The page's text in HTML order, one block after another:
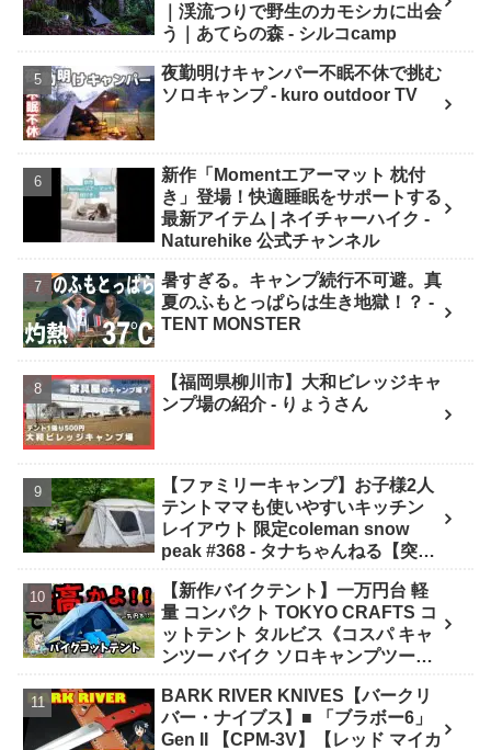
｜渓流つりで野生のカモシカに出会
う｜あてらの森 - シルコcamp
夜勤明けキャンパー不眠不休で挑む
ソロキャンプ - kuro outdoor TV
新作「Momentエアーマット 枕付
き」登場！快適睡眠をサポートする
最新アイテム | ネイチャーハイク -
Naturehike 公式チャンネル
暑すぎる。キャンプ続行不可避。真
夏のふもとっぱらは生き地獄！？ -
TENT MONSTER
【福岡県柳川市】大和ビレッジキャ
ンプ場の紹介 - りょうさん
【ファミリーキャンプ】お子様2人
テントママも使いやすいキッチン
レイアウト 限定coleman snow
peak #368 - タナちゃんねる【突撃
【新作バイクテント】一万円台 軽
量 コンパクト TOKYO CRAFTS コ
ットテント タルビス《コスパ キャ
ンツー バイク ソロキャンプツーリ
リー 選び方》 - ｺﾝﾊﾟｸﾄｷﾞｱ紹介★バ
イク野営部
BARK RIVER KNIVES【バークリ
バー・ナイブス】■ 「ブラボー6」
Gen II 【CPM-3V】【レッド マイカ